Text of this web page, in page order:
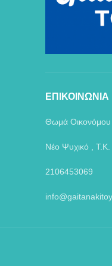
ΕΠΙΚΟΙΝΩΝΙΑ
Θωμά Οικονόμου
Νέο Ψυχικό , Τ.Κ.
2106453069